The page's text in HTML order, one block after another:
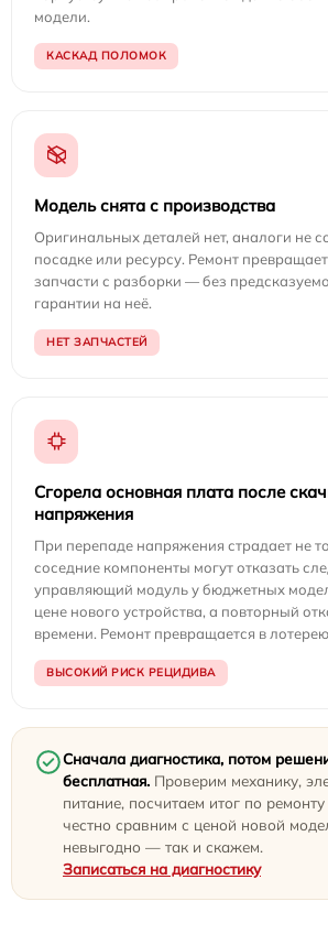
модели.
КАСКАД ПОЛОМОК
Модель снята с производства
Оригинальных деталей нет, аналоги не
посадке или ресурсу. Ремонт
запчасти с разборки — без
гарантии на неё.
НЕТ ЗАПЧАСТЕЙ
Сгорела основная плата после
напряжения
При перепаде напряжения страдает не
соседние компоненты могут отказать
управляющий модуль у бюджетных
цене нового устройства, а повторный
времени. Ремонт превращается в
ВЫСОКИЙ РИСК РЕЦИДИВА
Сначала диагностика, потом
бесплатная. Проверим механику,
питание, посчитаем итог по
честно сравним с ценой новой
невыгодно — так и скажем.
Записаться на диагностику